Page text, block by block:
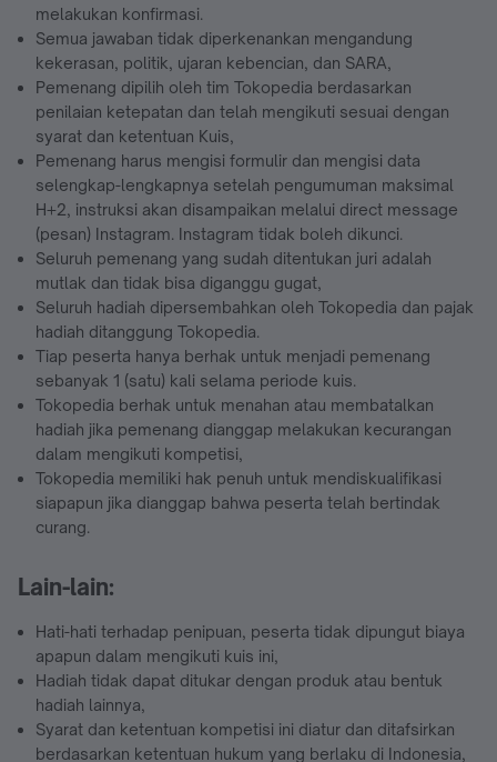
melakukan konfirmasi.
Semua jawaban tidak diperkenankan mengandung
kekerasan, politik, ujaran kebencian, dan SARA,
Pemenang dipilih oleh tim Tokopedia berdasarkan
penilaian ketepatan dan telah mengikuti sesuai dengan
syarat dan ketentuan Kuis,
Pemenang harus mengisi formulir dan mengisi data
selengkap-lengkapnya setelah pengumuman maksimal
H+2, instruksi akan disampaikan melalui direct message
(pesan) Instagram. Instagram tidak boleh dikunci.
Seluruh pemenang yang sudah ditentukan juri adalah
mutlak dan tidak bisa diganggu gugat,
Seluruh hadiah dipersembahkan oleh Tokopedia dan pajak
hadiah ditanggung Tokopedia.
Tiap peserta hanya berhak untuk menjadi pemenang
sebanyak 1 (satu) kali selama periode kuis.
Tokopedia berhak untuk menahan atau membatalkan
hadiah jika pemenang dianggap melakukan kecurangan
dalam mengikuti kompetisi,
Tokopedia memiliki hak penuh untuk mendiskualifikasi
siapapun jika dianggap bahwa peserta telah bertindak
curang.
Lain-lain:
Hati-hati terhadap penipuan, peserta tidak dipungut biaya
apapun dalam mengikuti kuis ini,
Hadiah tidak dapat ditukar dengan produk atau bentuk
hadiah lainnya,
Syarat dan ketentuan kompetisi ini diatur dan ditafsirkan
berdasarkan ketentuan hukum yang berlaku di Indonesia,